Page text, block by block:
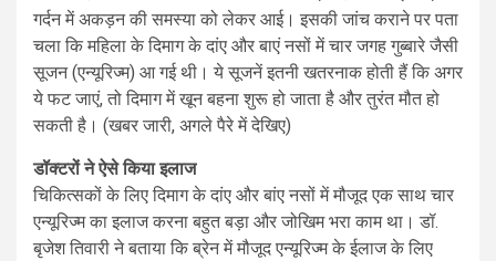
गर्दन में अकड़न की समस्या को लेकर आई। इसकी जांच कराने पर पता
चला कि महिला के दिमाग के दांए और बाएं नसों में चार जगह गुब्बारे जैसी
सूजन (एन्यूरिज्म) आ गई थी। ये सूजनें इतनी खतरनाक होती हैं कि अगर
ये फट जाएं, तो दिमाग में खून बहना शुरू हो जाता है और तुरंत मौत हो
सकती है। (खबर जारी, अगले पैरे में देखिए)
डॉक्टरों ने ऐसे किया इलाज
चिकित्सकों के लिए दिमाग के दांए और बांए नसों में मौजूद एक साथ चार
एन्यूरिज्म का इलाज करना बहुत बड़ा और जोखिम भरा काम था। डॉ.
बृजेश तिवारी ने बताया कि ब्रेन में मौजूद एन्यूरिज्म के ईलाज के लिए